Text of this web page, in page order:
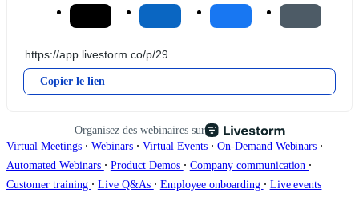
Copier le lien
Organisez des webinaires sur
Virtual Meetings ∙ Webinars ∙ Virtual Events ∙ On-Demand Webinars ∙
Automated Webinars ∙ Product Demos ∙ Company communication ∙
Customer training ∙ Live Q&As ∙ Employee onboarding ∙ Live events